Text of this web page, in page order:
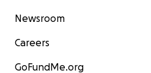
Newsroom
Careers
GoFundMe.org